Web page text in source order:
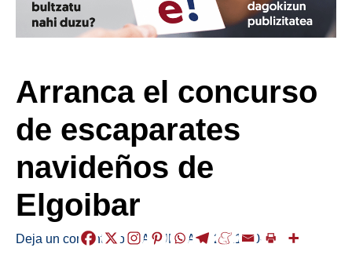
Arranca el concurso
de escaparates
navideños de
Elgoibar
Deja un comentario /LABURRAK/ 2021-10-14